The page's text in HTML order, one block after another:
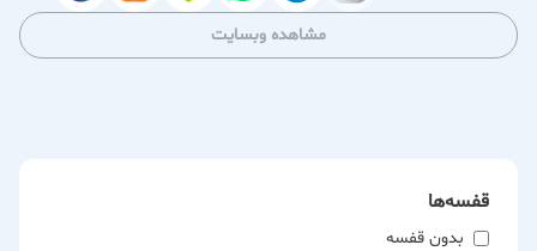
مشاهده وبسایت
قفسه‌ها
بدون قفسه